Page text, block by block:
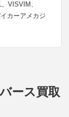
VISVIM、
カーアメカジ
ース買取